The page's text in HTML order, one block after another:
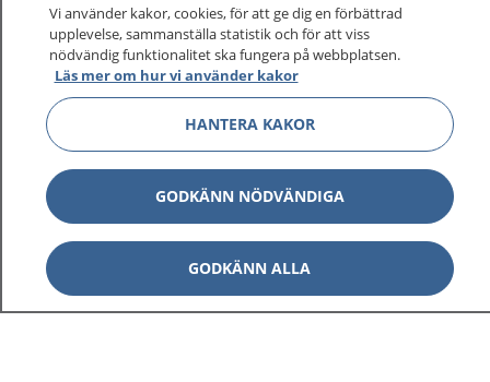
1177 på flera språk
Om 1177 Visa
Kontakt Visa
Behandling av personuppgifter
Hantering av kakor
Vi använder kakor, cookies, för att ge dig en förbättrad
upplevelse, sammanställa statistik och för att viss
nödvändig funktionalitet ska fungera på webbplatsen.
Läs mer om hur vi använder kakor
HANTERA KAKOR
GODKÄNN NÖDVÄNDIGA
GODKÄNN ALLA